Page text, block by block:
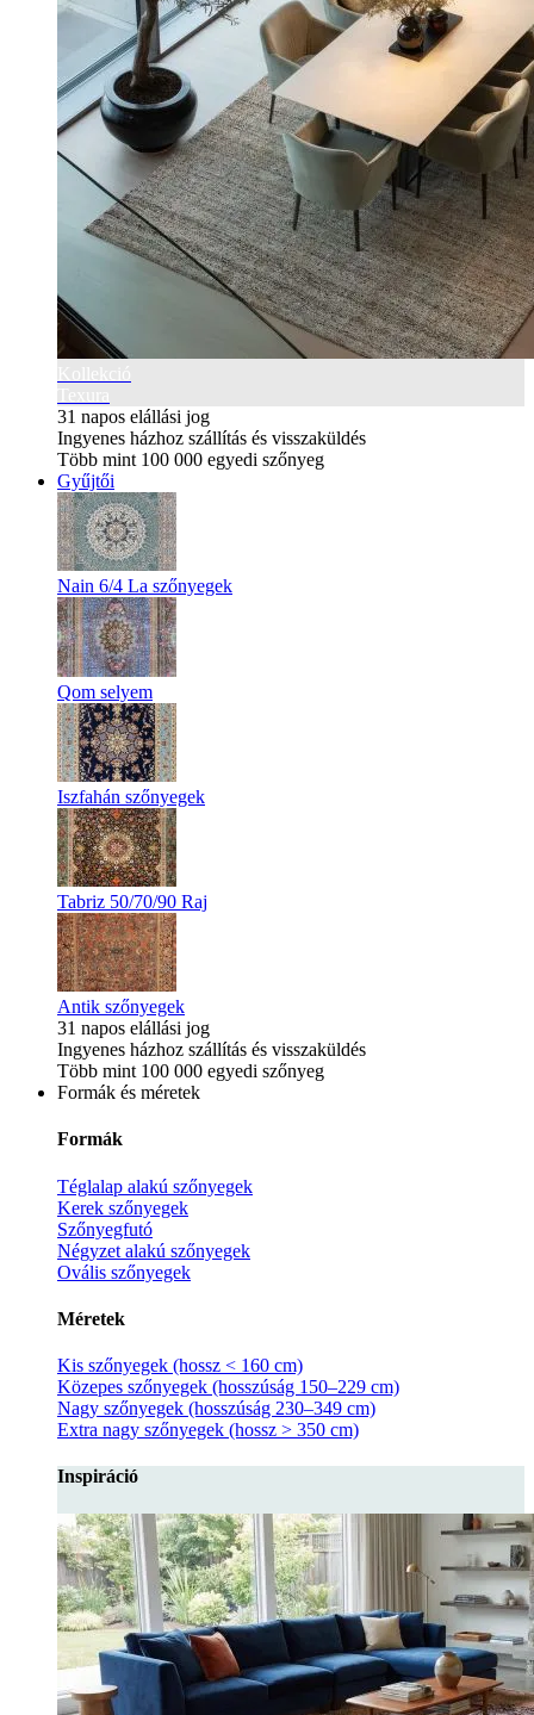
31 napos elállási jog
Ingyenes házhoz szállítás és visszaküldés
Több mint 100 000 egyedi szőnyeg
Gyűjtői
Nain 6/4 La szőnyegek
Qom selyem
Iszfahán szőnyegek
Tabriz 50/70/90 Raj
Antik szőnyegek
31 napos elállási jog
Ingyenes házhoz szállítás és visszaküldés
Több mint 100 000 egyedi szőnyeg
Formák és méretek
Formák
Téglalap alakú szőnyegek
Kerek szőnyegek
Szőnyegfutó
Négyzet alakú szőnyegek
Ovális szőnyegek
Méretek
Kis szőnyegek (hossz < 160 cm)
Közepes szőnyegek (hosszúság 150–229 cm)
Nagy szőnyegek (hosszúság 230–349 cm)
Extra nagy szőnyegek (hossz > 350 cm)
Inspiráció